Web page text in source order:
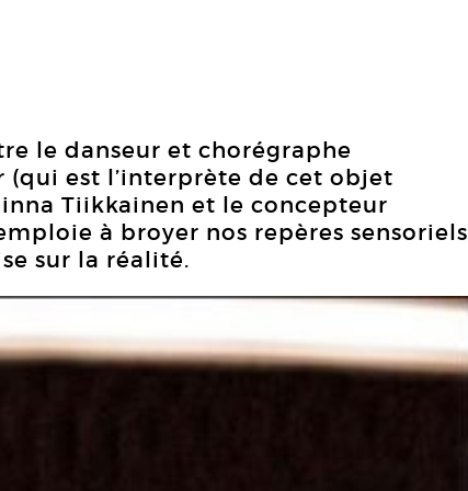
le danseur et chorégraphe
est l’interprète de cet objet
Tiikkainen et le concepteur
à broyer nos repères sensoriels
sur la réalité.